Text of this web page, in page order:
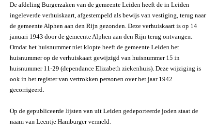
De afdeling Burgerzaken van de gemeente Leiden heeft de in Leiden
ingeleverde verhuiskaart, afgestempeld als bewijs van vestiging, terug naar
de gemeente Alphen aan den Rijn gezonden. Deze verhuiskaart is op 14
januari 1943 door de gemeente Alphen aan den Rijn terug ontvangen.
Omdat het huisnummer niet klopte heeft de gemeente Leiden het
huisnummer op de verhuiskaart gewijzigd van huisnummer 15 in
huisnummer 11-29 (dependance Elizabeth ziekenhuis). Deze wijziging is
ook in het register van vertrokken personen over het jaar 1942
gecorrigeerd.
Op de gepubliceerde lijsten van uit Leiden gedeporteerde joden staat de
naam van Leentje Hamburger vermeld.